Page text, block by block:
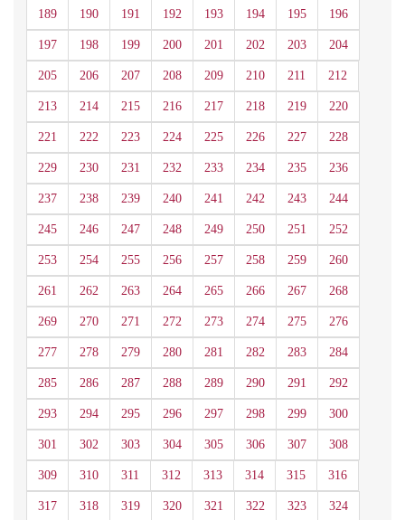
189 190 191 192 193 194 195 196
197 198 199 200 201 202 203 204
205 206 207 208 209 210 211 212
213 214 215 216 217 218 219 220
221 222 223 224 225 226 227 228
229 230 231 232 233 234 235 236
237 238 239 240 241 242 243 244
245 246 247 248 249 250 251 252
253 254 255 256 257 258 259 260
261 262 263 264 265 266 267 268
269 270 271 272 273 274 275 276
277 278 279 280 281 282 283 284
285 286 287 288 289 290 291 292
293 294 295 296 297 298 299 300
301 302 303 304 305 306 307 308
309 310 311 312 313 314 315 316
317 318 319 320 321 322 323 324